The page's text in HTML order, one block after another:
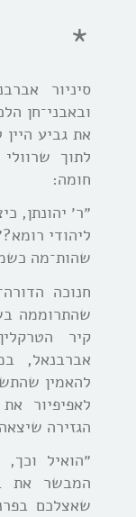
*
סיניור
ובאבני־חן
את גביע
לתוך
חומה:
״ר׳ יהונתן,
ליהודי
שהות־מה
חנוכה
שהתרוממה
קיר
אברבנאל,
להאמין
לאפיפיור
הגזירה
״הואיל
המבשר את
שאצלכם